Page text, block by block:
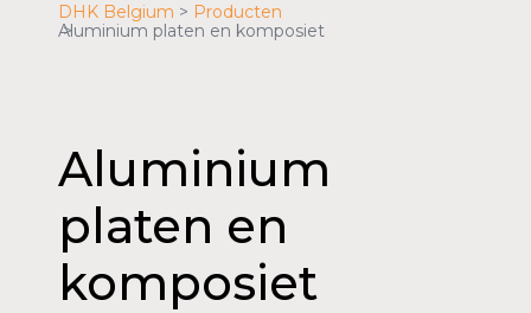
DHK Belgium
Producten
Aluminium platen en komposiet
Aluminium
platen en
komposiet